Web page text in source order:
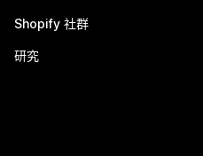
Shopify 社群
研究